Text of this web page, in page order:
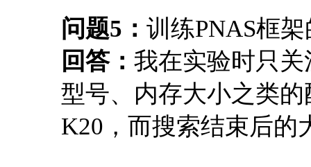
问题5： 训练PNAS框
回答： 我在实验时只关
型号、内存大小之类
K20，而搜索结束后的